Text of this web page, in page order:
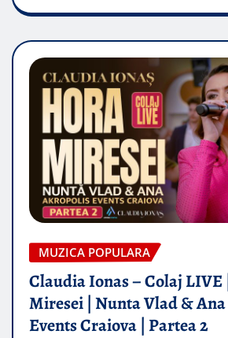
MUZICA POPULARA
Claudia Ionas – Colaj
Miresei | Nunta Vlad &
Events Craiova | Partea 2